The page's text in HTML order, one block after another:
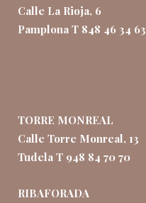
Calle La Rioja, 6
Pamplona T 848 46 34 63
TORRE MONREAL
Calle Torre Monreal, 13
Tudela T 948 84 70 70
RIBAFORADA